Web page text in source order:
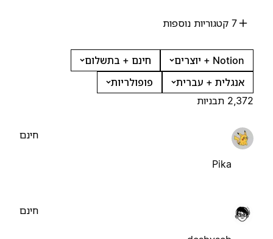
7 קטגוריות נוספות
Notion + יוצרים
חינם + בתשלום
אנגלית + עברית
פופולריות
2,372 תבניות
Pika
חינם
חינם